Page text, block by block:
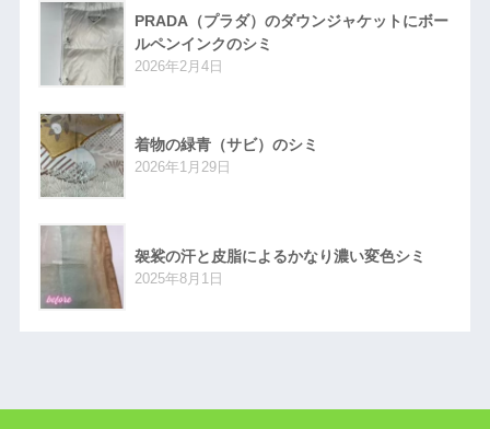
PRADA（プラダ）のダウンジャケットにボー
ルペンインクのシミ
2026年2月4日
着物の緑青（サビ）のシミ
2026年1月29日
袈裟の汗と皮脂によるかなり濃い変色シミ
2025年8月1日